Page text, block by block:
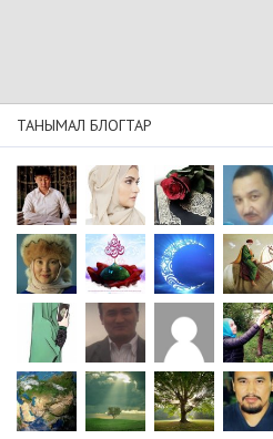
ТАНЫМАЛ БЛОГТАР